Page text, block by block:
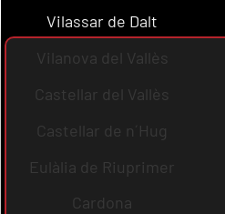
Vilassar de Dalt
Vilanova del Vallès
Castellar del Vallès
Castellar de n´Hug
Eulàlia de Riuprimer
Cardona